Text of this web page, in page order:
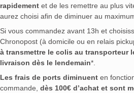
rapidement et de les remettre au plus
aurez choisi afin de diminuer au
Si vous commandez avant 13h et
Chronopost (à domicile ou en relais
à transmettre le colis au transporteur
livraison dès le lendemain*.
Les frais de ports diminuent en
commande, dès 100€ d’achat et sont